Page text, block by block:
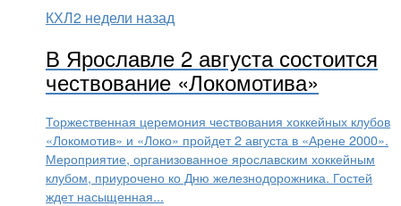
КХЛ2 недели назад
В Ярославле 2 августа состоится
чествование «Локомотива»
Торжественная церемония чествования хоккейных клубов
«Локомотив» и «Локо» пройдет 2 августа в «Арене 2000».
Мероприятие, организованное ярославским хоккейным
клубом, приурочено ко Дню железнодорожника. Гостей
ждет насыщенная...